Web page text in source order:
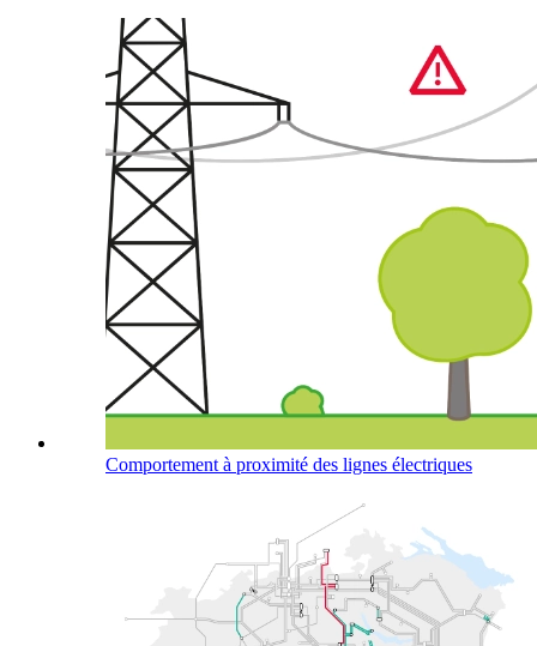
Comportement à proximité des lignes électriques